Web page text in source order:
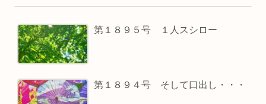
第１８９５号 １人スシロー
第１８９４号 そして口出し・・・